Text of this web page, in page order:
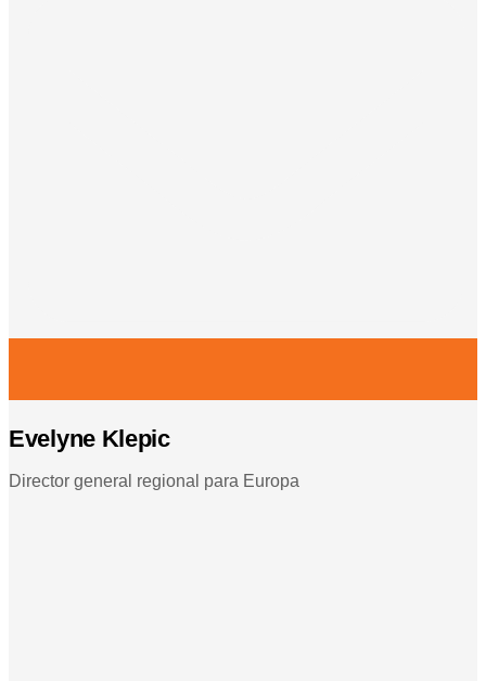
Evelyne Klepic
Director general regional para Europa